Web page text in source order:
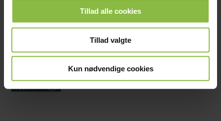
Tillad alle cookies
Tillad valgte
Kun nødvendige cookies
Telefon:64 72 36 60
gie@glamsdalen.dk
EAN: 5790002583575